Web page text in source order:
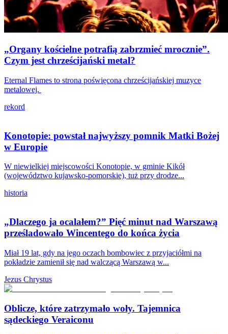
„Organy kościelne potrafią zabrzmieć mrocznie”.
Czym jest chrześcijański metal?
Eternal Flames to strona poświęcona chrześcijańskiej muzyce
metalowej.
rekord
Konotopie: powstał najwyższy pomnik Matki Bożej
w Europie
W niewielkiej miejscowości Konotopie, w gminie Kikół
(województwo kujawsko-pomorskie), tuż przy drodze...
historia
„Dlaczego ja ocalałem?” Pięć minut nad Warszawą
prześladowało Wincentego do końca życia
Miał 19 lat, gdy na jego oczach bombowiec z przyjaciółmi na
pokładzie zamienił się nad walczącą Warszawą w...
Jezus Chrystus
Oblicze, które zatrzymało woły. Tajemnica
sądeckiego Veraiconu